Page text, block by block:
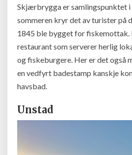
Skjærbrygga er samlingspunktet i
sommeren kryr det av turister på
1845 ble bygget for
restaurant som serverer herlig
og fiskeburgere. Her er det også
en vedfyrt badestamp kanskje
havsbad.
Unstad